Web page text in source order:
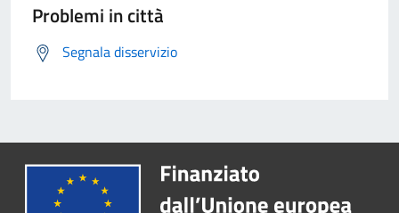
Problemi in città
Segnala disservizio